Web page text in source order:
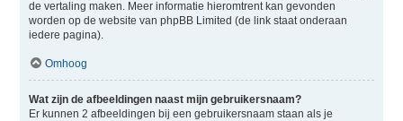
de vertaling maken. Meer informatie hieromtrent kan gevonden
worden op de website van phpBB Limited (de link staat onderaan
iedere pagina).
Omhoog
Wat zijn de afbeeldingen naast mijn gebruikersnaam?
Er kunnen 2 afbeeldingen bij een gebruikersnaam staan als je